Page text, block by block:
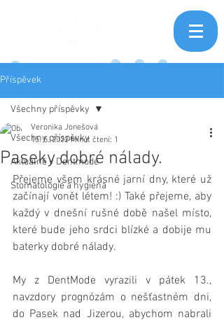
Příspěvek
Všechny příspěvky
Aktuálně v Dentmode
Stomatologie a hygiena
Všechny příspěvky
Paseky dobré nálady.
Veronika Jonešová
15. 5. 2022 Minut čtení: 1
Přejeme všem krásné jarní dny, které už
začínají vonět létem! :) Také přejeme, aby
každý v dnešní rušné době našel místo,
které bude jeho srdci blízké a dobije mu
baterky dobré nálady.
My z DentMode vyrazili v pátek 13.,
navzdory prognózám o nešťastném dni,
do Pasek nad Jizerou, abychom nabrali